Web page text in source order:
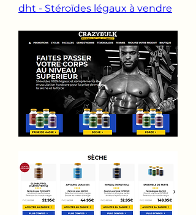
dht - Stéroïdes légaux à vendre